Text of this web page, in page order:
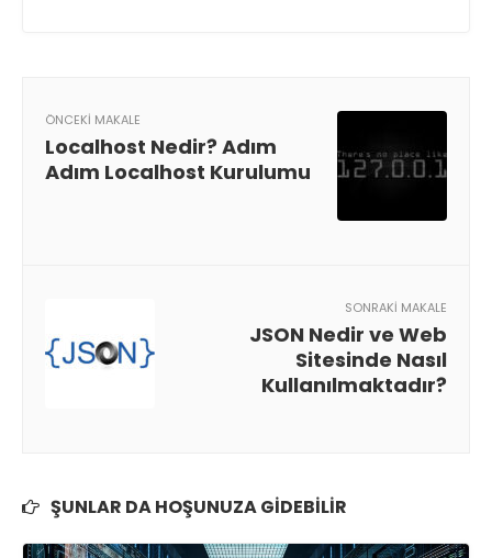
ÖNCEKI MAKALE
Localhost Nedir? Adım
Adım Localhost Kurulumu
SONRAKI MAKALE
JSON Nedir ve Web
Sitesinde Nasıl
Kullanılmaktadır?
ŞUNLAR DA HOŞUNUZA GIDEBILIR